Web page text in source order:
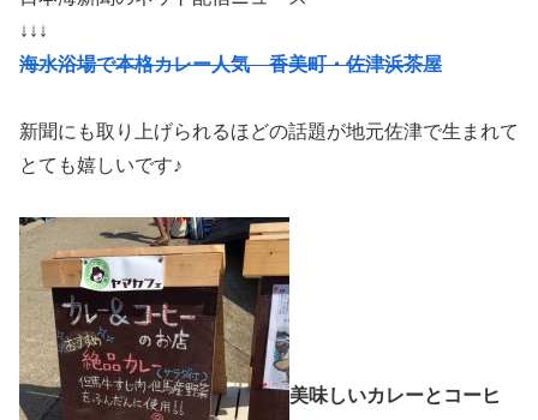
↓↓↓
海水浴場で本格カレー人気 香美町・佐津浜茶屋
新聞にも取り上げられるほどの話題が地元佐津で生まれて
とても嬉しいです♪
美味しいカレーとコーヒ